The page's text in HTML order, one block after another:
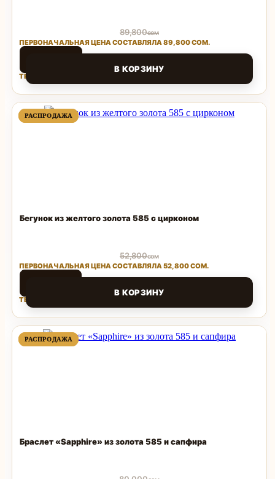
89,800сом
ПЕРВОНАЧАЛЬНАЯ ЦЕНА СОСТАВЛЯЛА 89,800 СОМ.
ТЕКУЩАЯ ЦЕНА: 44,900 СОМ.
В КОРЗИНУ
Поделиться
РАСПРОДАЖА ПРОДАВАЕМЫЙ
ТОВАР
РАСПРОДАЖА ПРОДАВАЕМЫЙ
ТОВАР
Бегунок из желтого золота 585 с цирконом
52,800сом
ПЕРВОНАЧАЛЬНАЯ ЦЕНА СОСТАВЛЯЛА 52,800 СОМ.
ТЕКУЩАЯ ЦЕНА: 25,000 СОМ.
В КОРЗИНУ
Поделиться
РАСПРОДАЖА ПРОДАВАЕМЫЙ
ТОВАР
РАСПРОДАЖА ПРОДАВАЕМЫЙ
ТОВАР
Браслет «Sapphire» из золота 585 и сапфира